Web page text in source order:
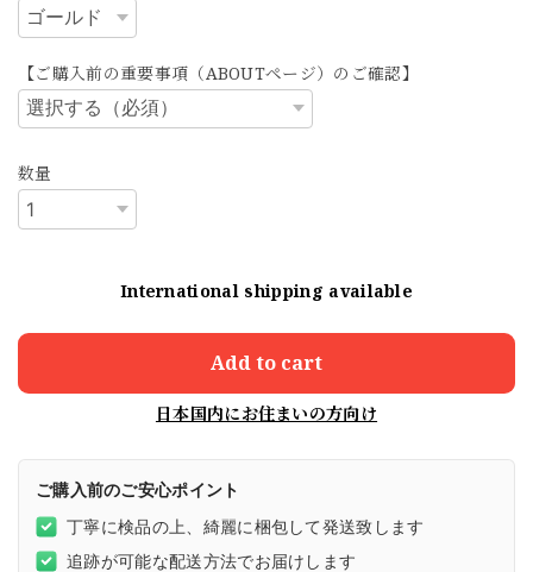
【ご購入前の重要事項（ABOUTページ）のご確認】
数量
International shipping available
Add to cart
日本国内にお住まいの方向け
ご購入前のご安心ポイント
丁寧に検品の上、綺麗に梱包して発送致します
追跡が可能な配送方法でお届けします